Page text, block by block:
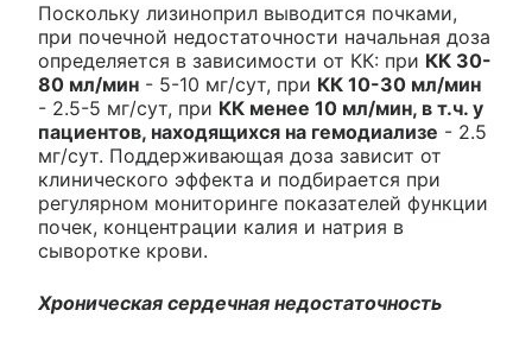
Поскольку лизиноприл выводится почками,
при почечной недостаточности начальная доза
определяется в зависимости от КК: при КК 30-
80 мл/мин - 5-10 мг/сут, при КК 10-30 мл/мин
- 2.5-5 мг/сут, при КК менее 10 мл/мин, в т.ч. у
пациентов, находящихся на гемодиализе - 2.5
мг/сут. Поддерживающая доза зависит от
клинического эффекта и подбирается при
регулярном мониторинге показателей функции
почек, концентрации калия и натрия в
сыворотке крови.
Хроническая сердечная недостаточность